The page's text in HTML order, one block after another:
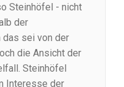
Steinhöfel - nicht
der
sei von der
die Ansicht der
Steinhöfel
Interesse der